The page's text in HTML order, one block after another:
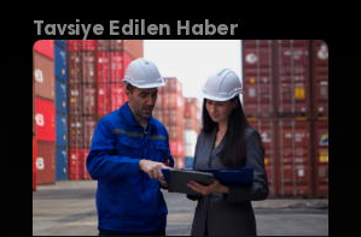
Tavsiye Edilen Haber